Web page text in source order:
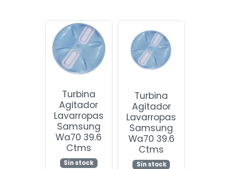
Turbina
Agitador
Lavarropas
Samsung
Wa70 39.6
Ctms
Sin stock
Turbina
Agitador
Lavarropas
Samsung
Wa70 39.6
Ctms
Sin stock